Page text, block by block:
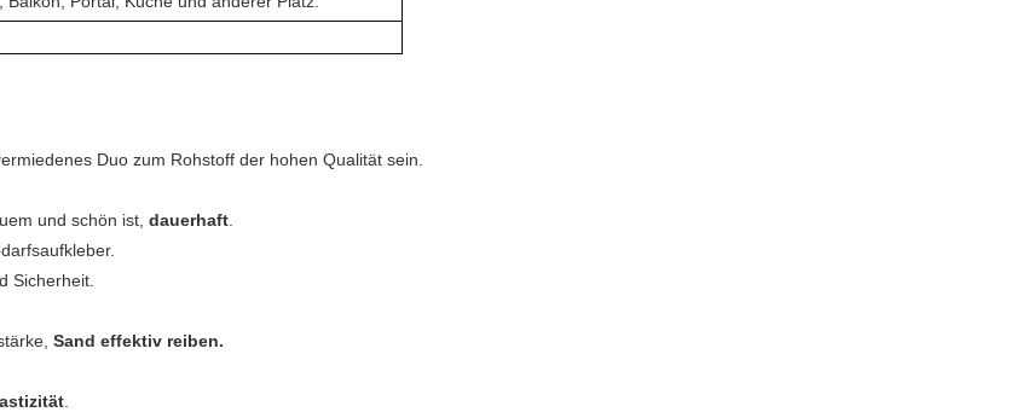
Duo zum Rohstoff der hohen Qualität sein.
und schön ist, dauerhaft
Sicherheit.
Sand effektiv reiben.